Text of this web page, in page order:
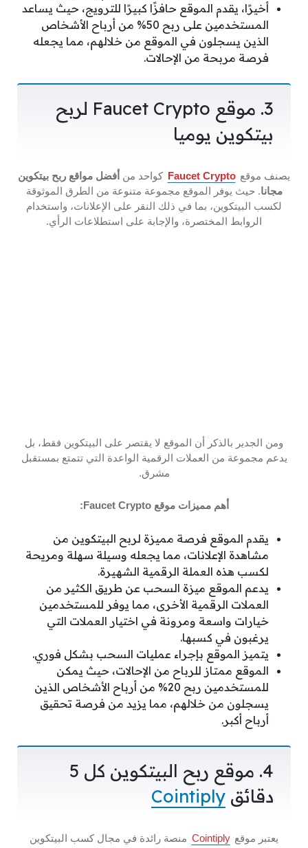
أخيرًا، يقدم الموقع حافزًا كبيرًا للترويج، حيث يساعد
المستخدمين على ربح 50% من أرباح الأشخاص
الذين يسجلون في الموقع من خلالهم، مما يجعله
فرصة مربحة من الإحالات.
3. موقع Faucet Crypto لربح
بيتكوين يوميا
يصنف موقع Faucet Crypto كواحد من أفضل مواقع ربح بيتكوين
مجانا. حيث يوفر الموقع مجموعة متنوعة من الطرق الموثوقة
لكسب البيتكوين، بما في ذلك النقر على الإعلانات، واستخدام
الروابط المختصرة، والإجابة على استطلاعات الرأي.
ومن الجدير بالذكر أن الموقع لا يقتصر على البيتكوين فقط، بل
يدعم مجموعة من العملات الرقمية الواعدة التي تتمتع بمستقبل
مشرق.
أهم مميزات موقع Faucet Crypto:
يقدم الموقع فرصة مميزة لربح البيتكوين من
مشاهدة الإعلانات، مما يجعله وسيلة سهلة ومريحة
لكسب هذه العملة الرقمية الشهيرة.
يدعم الموقع ميزة السحب عن طريق الكثير من
العملات الرقمية الأخرى، مما يوفر للمستخدمين
خيارات واسعة ومرونة في اختيار العملات التي
يرغبون في كسبها.
يتميز الموقع بإجراء عمليات السحب بشكل فوري.
الموقع ممتاز للرباح من الإحالات، حيث يمكن
للمستخدمين ربح 20% من أرباح الأشخاص الذين
يسجلون من خلالهم، مما يزيد من فرصة تحقيق
أرباح أكبر.
4. موقع ربح البيتكوين كل 5
دقائق Cointiply
يعتبر موقع Cointiply منصة رائدة في مجال كسب البيتكوين